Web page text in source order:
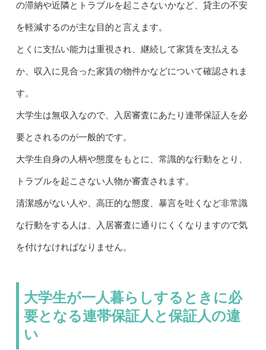
の滞納や近隣とトラブルを起こさないかなど、貸主の不安
を軽減するのが主な目的と言えます。
とくに支払い能力は重視され、継続して家賃を支払える
か、収入に見合った家賃の物件かなどについて確認されま
す。
大学生は無収入なので、入居審査にあたり連帯保証人を必
要とされるのが一般的です。
大学生自身の人柄や態度をもとに、常識的な行動をとり、
トラブルを起こさない人物か審査されます。
清潔感がない人や、高圧的な態度、暴言を吐くなど非常識
な行動をする人は、入居審査に通りにくくなりますので気
を付けなければなりません。
大学生が一人暮らしするときに必
要となる連帯保証人と保証人の違
い